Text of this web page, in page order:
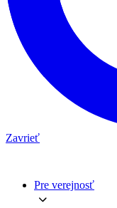
Zavrieť
Pre verejnosť